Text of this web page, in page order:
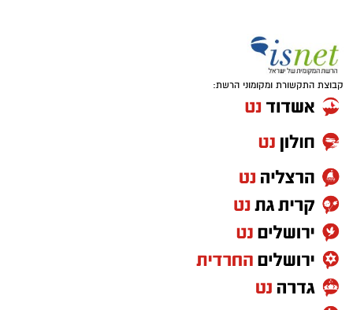
אחרי עונה אחת בחר לחזור לג'ורג'טאון לעונה
פחות טובה ואת קריירת המכללות סיים בפן סטייט
למשחק.
בקיץ 2024 יצא לאירופה וחתם בלבאריו היוונית.
קבוצת התקשורת ומקומוני הרשת: